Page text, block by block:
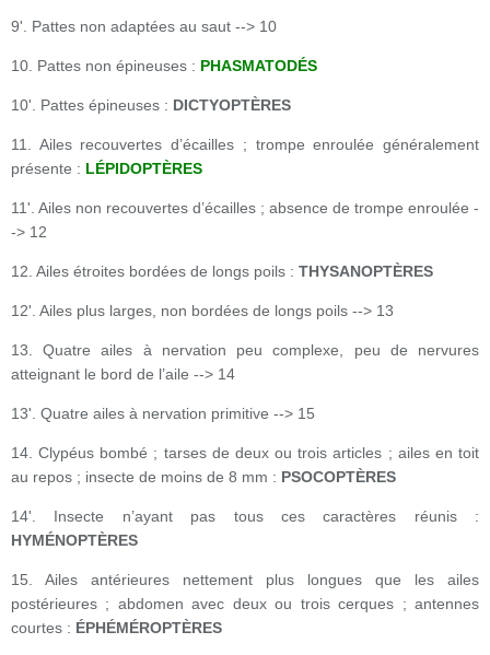
9'. Pattes non adaptées au saut --> 10
10. Pattes non épineuses : PHASMATODÉS
10'. Pattes épineuses : DICTYOPTÈRES
11. Ailes recouvertes d’écailles ; trompe enroulée généralement
présente : LÉPIDOPTÈRES
11'. Ailes non recouvertes d’écailles ; absence de trompe enroulée -
-> 12
12. Ailes étroites bordées de longs poils : THYSANOPTÈRES
12'. Ailes plus larges, non bordées de longs poils --> 13
13. Quatre ailes à nervation peu complexe, peu de nervures
atteignant le bord de l’aile --> 14
13'. Quatre ailes à nervation primitive --> 15
14. Clypéus bombé ; tarses de deux ou trois articles ; ailes en toit
au repos ; insecte de moins de 8 mm : PSOCOPTÈRES
14'. Insecte n’ayant pas tous ces caractères réunis :
HYMÉNOPTÈRES
15. Ailes antérieures nettement plus longues que les ailes
postérieures ; abdomen avec deux ou trois cerques ; antennes
courtes : ÉPHÉMÉROPTÈRES